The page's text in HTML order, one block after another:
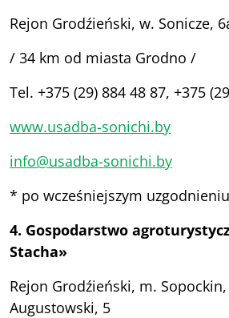
Rejon Grodźieński, w. Sonicze,
/ 34 km od miasta Grodno /
Tel. +375 (29) 884 48 87, +375
www.usadba-sonichi.by
info@usadba-sonichi.by
* po wcześniejszym uzgodnieniu
4. Gospodarstwo
Stacha»
Rejon Grodźieński, m. Sopockin,
Augustowski, 5